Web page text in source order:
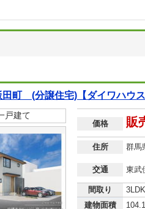
田町 (分譲住宅)【ダイワハウ
戸建て
価格 販
住所 群馬
交通 東武
間取り
3LDK
建物面積